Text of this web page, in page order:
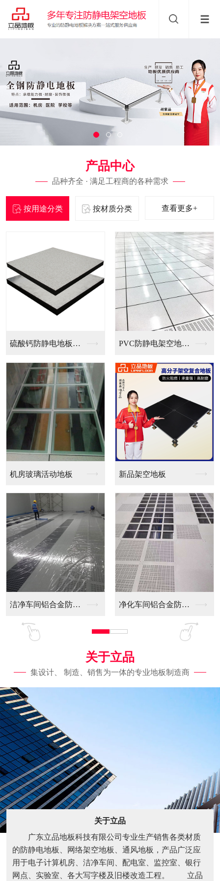
产品中心
品种齐全 · 满足工程商的各种需求
按用途分类 按材质分类 查看更多+
PVC防静电架空地板...
新品架空地板
净化车间铝合金防静电...
全钢无边防静电地板
全铝防静电地板
关于立品
集设计、 制造、销售为一体的专业地板制造商
关于立品
广东立品地板科技有限公司专业生产销售各类材质
的防静电地板、网络架空地板、通风地板，产品广泛应
用于电子计算机房、洁净车间、配电室、监控室、银行
网点、实验室、各大写字楼及旧楼改造工程。 立品